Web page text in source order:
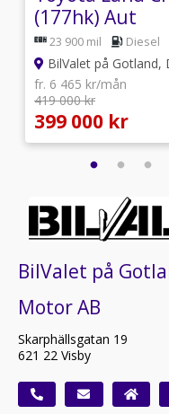
(177hk) Aut
23 900 mil Diesel
BilValet på
fr. 6 465 kr/mån
419 000 kr
399 000 kr
BilValet på
Motor AB
Skarphällsgatan 19
621 22 Visby